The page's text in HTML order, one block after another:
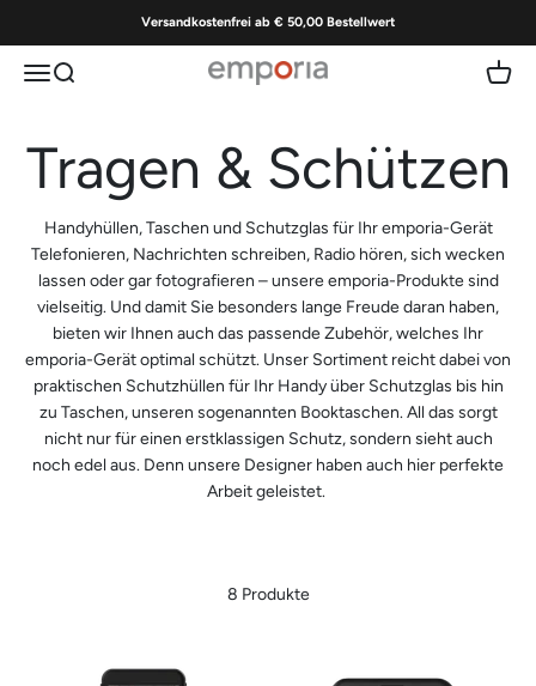
Versandkostenfrei ab € 50,00 Bestellwert
MenüSuche emporia | Einfach bedienbare Handys
Handyhüllen, Taschen und Schutzglas für Ihr emporia-Gerät
Telefonieren, Nachrichten schreiben, Radio hören, sich wecken
lassen oder gar fotografieren – unsere emporia-Produkte sind
vielseitig. Und damit Sie besonders lange Freude daran haben,
bieten wir Ihnen auch das passende Zubehör, welches Ihr
emporia-Gerät optimal schützt. Unser Sortiment reicht dabei von
praktischen Schutzhüllen für Ihr Handy über Schutzglas bis hin
zu Taschen, unseren sogenannten Booktaschen. All das sorgt
nicht nur für einen erstklassigen Schutz, sondern sieht auch
noch edel aus. Denn unsere Designer haben auch hier perfekte
Arbeit geleistet.
8 Produkte